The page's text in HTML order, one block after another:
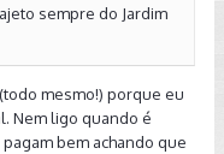
sempre do Jardim
mesmo!) porque eu
Nem ligo quando é
bem achando que